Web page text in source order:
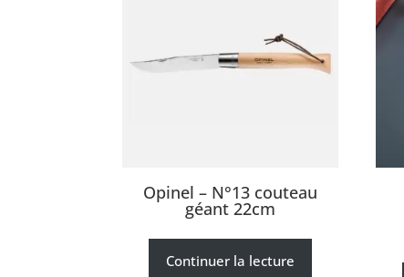
Opinel – N°13 couteau
géant 22cm
Continuer la lecture